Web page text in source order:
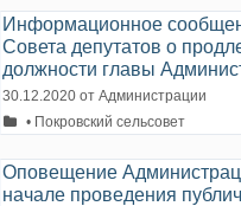
Информационное
Совета депутатов о
должности главы
30.12.2020 от Администрации
Рубрики
• Покровский сельсовет
Оповещение
начале проведения